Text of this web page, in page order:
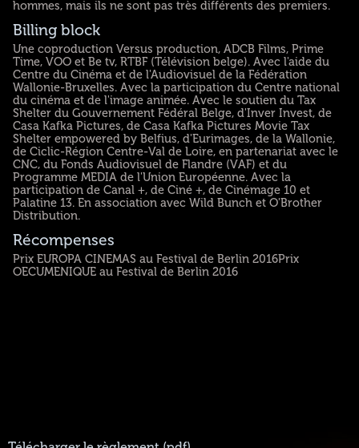
hommes, mais ils ne sont pas très différents des premiers.
Billing block
Une coproduction Versus production, ADCB Films, Prime
Time, VOO et Be tv, RTBF (Télévision belge). Avec l'aide du
Centre du Cinéma et de l'Audiovisuel de la Fédération
Wallonie-Bruxelles. Avec la participation du Centre national
du cinéma et de l'image animée. Avec le soutien du Tax
Shelter du Gouvernement Fédéral Belge, d'Inver Invest, de
Casa Kafka Pictures, de Casa Kafka Pictures Movie Tax
Shelter empowered by Belfius, d'Eurimages, de la Wallonie,
de Ciclic-Région Centre-Val de Loire, en partenariat avec le
CNC, du Fonds Audiovisuel de Flandre (VAF) et du
Programme MEDIA de l'Union Européenne. Avec la
participation de Canal +, de Ciné +, de Cinémage 10 et
Palatine 13. En association avec Wild Bunch et O'Brother
Distribution.
Récompenses
Prix EUROPA CINEMAS au Festival de Berlin 2016Prix
OECUMENIQUE au Festival de Berlin 2016